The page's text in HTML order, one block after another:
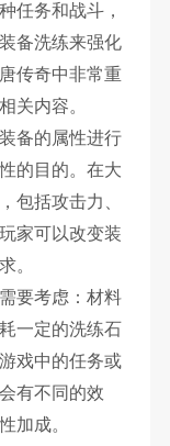
任务和战斗，
备洗练来强化
传奇中非常重
关内容。
备的属性进行
的目的。在大
包括攻击力、
家可以改变装
。
要考虑：材料
一定的洗练石
戏中的任务或
有不同的效
加成。